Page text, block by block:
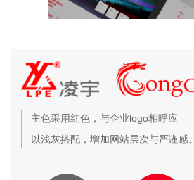
主色采用红色，与企业logo相呼应
以浅灰搭配，增加网站层次与严谨感。